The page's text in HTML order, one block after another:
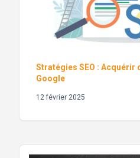
Stratégies SEO : Acquérir
Google
12 février 2025